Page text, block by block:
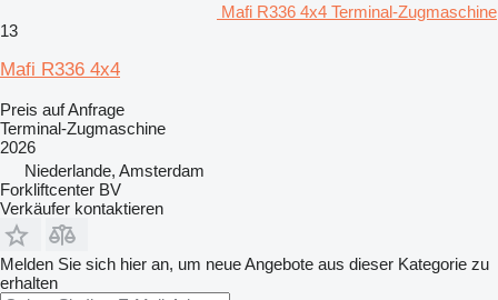
Mafi R336 4x4 Terminal-Zugmaschine
13
Mafi R336 4x4
Preis auf Anfrage
Terminal-Zugmaschine
2026
Niederlande, Amsterdam
Forkliftcenter BV
Verkäufer kontaktieren
Melden Sie sich hier an, um neue Angebote aus dieser Kategorie zu
erhalten